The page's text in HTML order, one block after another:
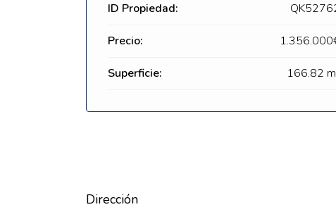
ID Propiedad:
Precio:
Superficie: 166.82
Dirección